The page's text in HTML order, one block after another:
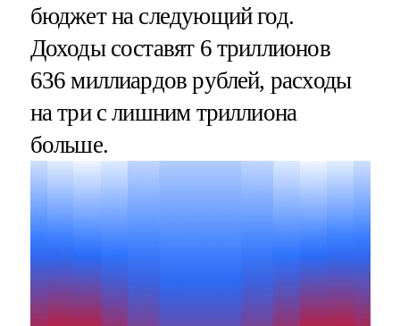
бюджет на следующий год.
Доходы составят 6 триллионов
636 миллиардов рублей, расходы
на три с лишним триллиона
больше.